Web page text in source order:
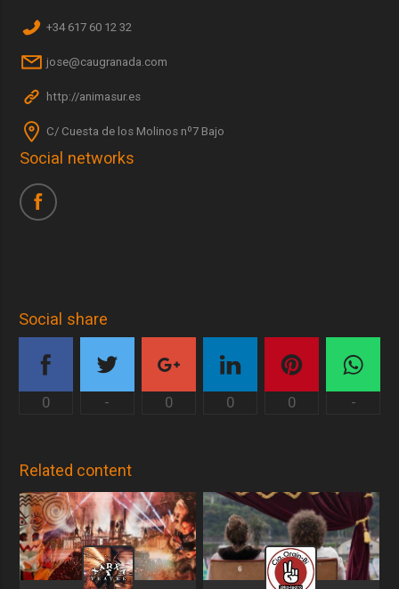
+34 617 60 12 32
jose@caugranada.com
http://animasur.es
C/ Cuesta de los Molinos nº7 Bajo
Social networks
Social share
0 - 0 0 0 -
Related content